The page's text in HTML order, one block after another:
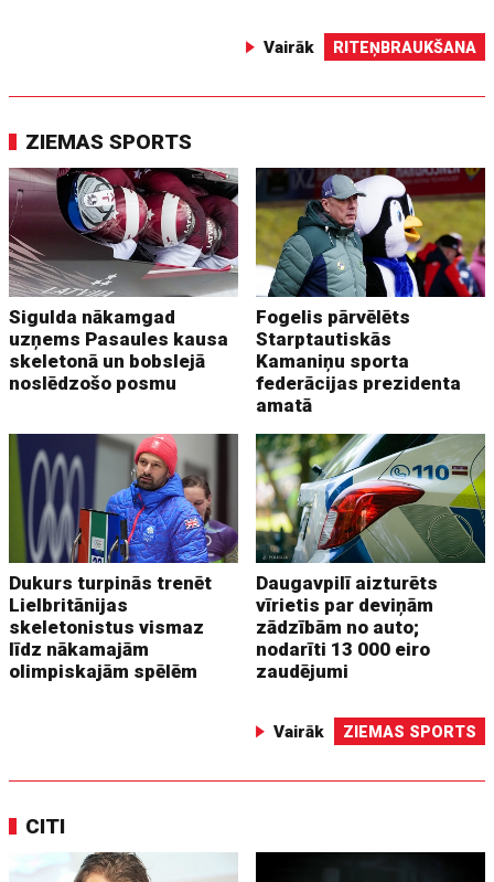
Vairāk RITEŅBRAUKŠANA
ZIEMAS SPORTS
Sigulda nākamgad
uzņems Pasaules kausa
skeletonā un bobslejā
noslēdzošo posmu
Fogelis pārvēlēts
Starptautiskās
Kamaniņu sporta
federācijas prezidenta
amatā
Dukurs turpinās trenēt
Lielbritānijas
skeletonistus vismaz
līdz nākamajām
olimpiskajām spēlēm
Daugavpilī aizturēts
vīrietis par deviņām
zādzībām no auto;
nodarīti 13 000 eiro
zaudējumi
Vairāk ZIEMAS SPORTS
CITI